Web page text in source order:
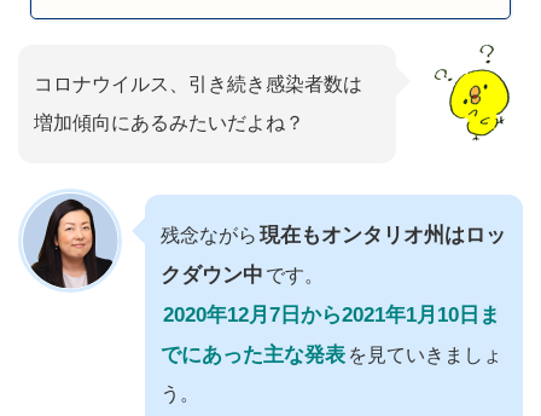
コロナウイルス、引き続き感染者数は
増加傾向にあるみたいだよね？
残念ながら 現在もオンタリオ州はロッ
クダウン中 です。
2020年12月7日から2021年1月10日ま
でにあった主な発表 を見ていきましょ
う。